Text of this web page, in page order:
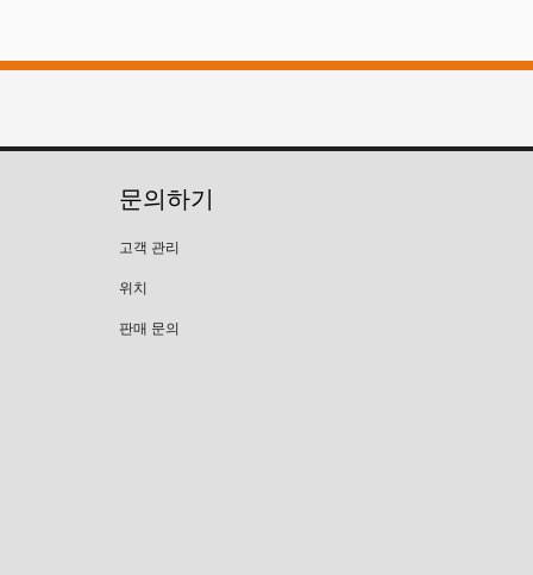
문의하기
고객 관리
위치
판매 문의